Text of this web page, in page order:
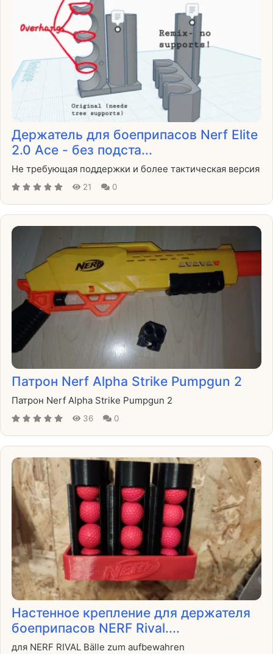
Держатель для боеприпасов Nerf Elite
2.0 Ace - без подста...
Не требующая поддержки и более тактическая версия
21 0
Патрон Nerf Alpha Strike Pumpgun 2
Патрон Nerf Alpha Strike Pumpgun 2
36 0
Настенное крепление для держателя
боеприпасов NERF Rival....
для NERF RIVAL Bälle zum aufbewahren